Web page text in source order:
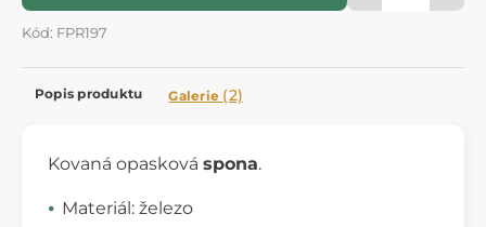
Kód: FPR197
Popis produktu Galerie (2)
Kovaná opasková spona.
Materiál: železo